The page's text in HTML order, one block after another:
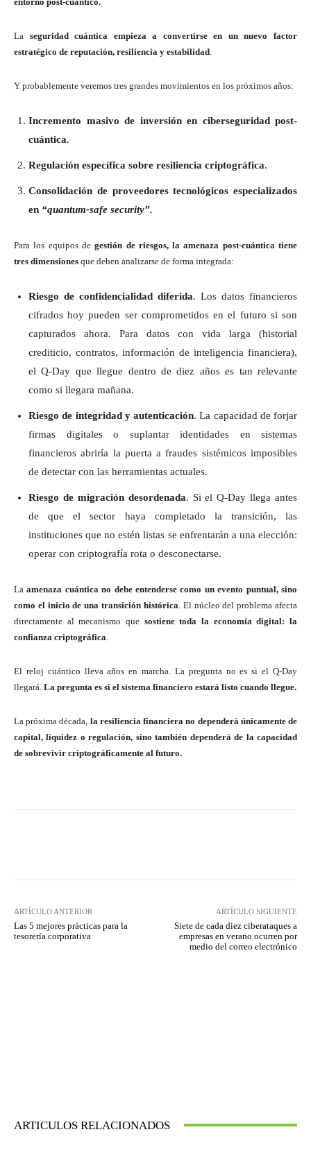
La seguridad cuántica empieza a convertirse en un nuevo factor
estratégico de reputación, resiliencia y estabilidad
Y probablemente veremos tres grandes movimientos en los próximos años:
Incremento masivo de inversión en ciberseguridad post-
cuántica.
Regulación específica sobre resiliencia criptográfica.
Consolidación de proveedores tecnológicos especializados
en “quantum-safe security”.
Para los equipos degestión de riesgos, la amenaza post-cuántica tiene
tres dimensiones que deben analizarse de forma integrada:
Riesgo de confidencialidad diferida. Los datos financieros
cifrados hoy pueden ser comprometidos en el futuro si son
capturados ahora. Para datos con vida larga (historial
crediticio, contratos, información de inteligencia financiera),
el Q-Day que llegue dentro de diez años es tan relevante
como si llegara mañana.
Riesgo de integridad y autenticación. La capacidad de forjar
firmas digitales o suplantar identidades en sistemas
financieros abriría la puerta a fraudes sistémicos imposibles
de detectar con las herramientas actuales.
Riesgo de migración desordenada. Si el Q-Day llega antes
de que el sector haya completado la transición, las
instituciones que no estén listas se enfrentarán a una elección:
operar con criptografía rota o desconectarse.
Laamenaza cuántica no debe entenderse como un evento puntual, sino
como el inicio de una transición histórica . El núcleo del problema afecta
directamente al mecanismo que sostiene toda la economía digital: la
confianza criptográfica
El reloj cuántico lleva años en marcha. La pregunta no es si el Q-Day
llegará. La pregunta es si el sistema financiero estará listo cuando llegue.
La próxima década, la resiliencia financiera no dependerá únicamente de
capital, liquidez o regulación, sino también dependerá de la capacidad
de sobrevivir criptográficamente al futuro.
ARTÍCULO ANTERIOR
Las 5 mejores prácticas para la
tesorería corporativa
ARTÍCULO SIGUIENTE
Siete de cada diez ciberataques a
empresas en verano ocurren por
medio del correo electrónico
ARTICULOS RELACIONADOS